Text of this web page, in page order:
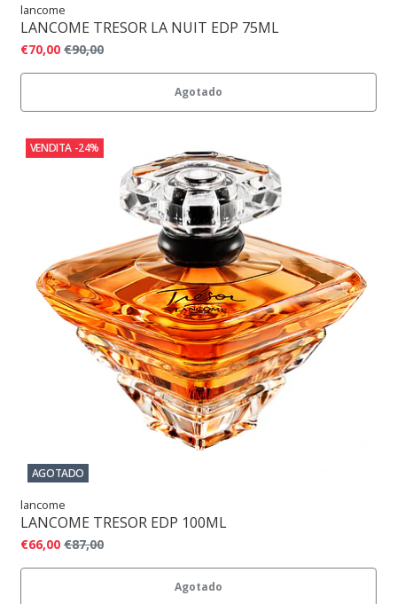
lancome
LANCOME TRESOR LA NUIT EDP 75ML
€70,00 €90,00
Agotado
VENDITA -24%
AGOTADO
lancome
LANCOME TRESOR EDP 100ML
€66,00 €87,00
Agotado